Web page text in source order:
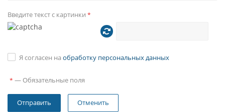
Введите текст с картинки *
Я согласен на обработку персональных данных
* — Обязательные поля
Отменить